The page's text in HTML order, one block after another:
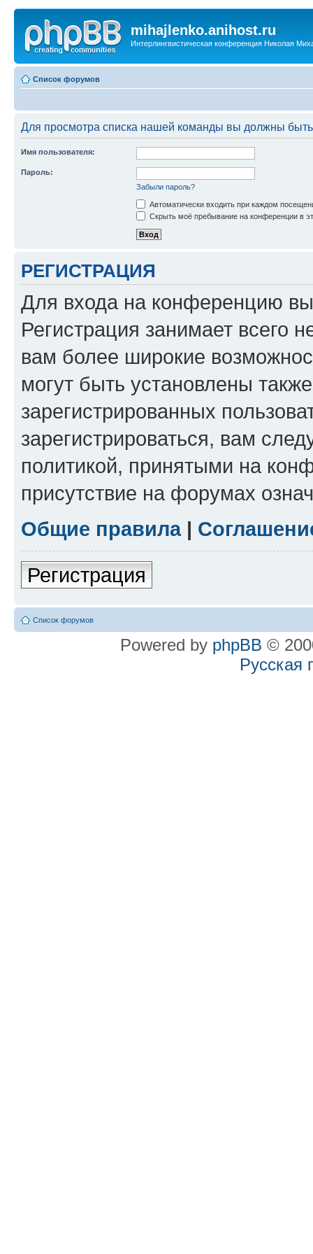
mihajlenko.anihost.ru
Интерлингвистическая конференция Николая
Список форумов
Для просмотра списка нашей команды вы должны
Имя пользователя:
Пароль:
Забыли пароль?
Автоматически входить при каждом
Скрыть моё пребывание на конференции в
РЕГИСТРАЦИЯ
Для входа на конференцию
Регистрация занимает всего
вам более широкие
могут быть установлены
зарегистрированных
зарегистрироваться, вам
политикой, принятыми на
присутствие на форумах
Общие правила|
Регистрация
Список форумов
Powered by phpBB ©
Русская